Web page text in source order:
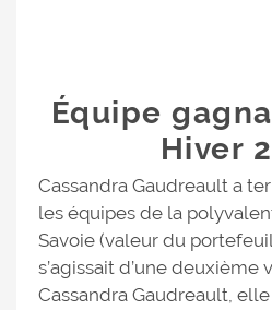
Équipe
Hiver
Cassandra Gaudreault a
les équipes de la
Savoie (valeur du
s’agissait d’une deuxième
Cassandra Gaudreault,